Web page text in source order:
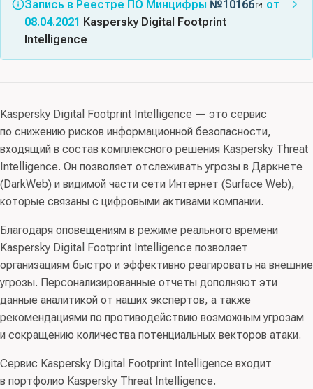
Запись в Реестре ПО Минцифры №10166
от
08.04.2021 Kaspersky Digital Footprint
Intelligence
по разработке программного обеспечения;
консультационные и аналогичные услуги в области
информационных технологий
Правообладатель:
АКЦИОНЕРНОЕ ОБЩЕСТВО
“ЛАБОРАТОРИЯ КАСПЕРСКОГО” (ИНН 7713140469)
Kaspersky Digital Footprint Intelligence — это сервис
по снижению рисков информационной безопасности,
входящий в состав комплексного решения Kaspersky Threat
Intelligence. Он позволяет отслеживать угрозы в Даркнете
(DarkWeb) и видимой части сети Интернет (Surface Web),
которые связаны с цифровыми активами компании.
Благодаря оповещениям в режиме реального времени
Kaspersky Digital Footprint Intelligence позволяет
организациям быстро и эффективно реагировать на внешние
угрозы. Персонализированные отчеты дополняют эти
данные аналитикой от наших экспертов, а также
рекомендациями по противодействию возможным угрозам
и сокращению количества потенциальных векторов атаки.
Сервис Kaspersky Digital Footprint Intelligence входит
в портфолио Kaspersky Threat Intelligence.